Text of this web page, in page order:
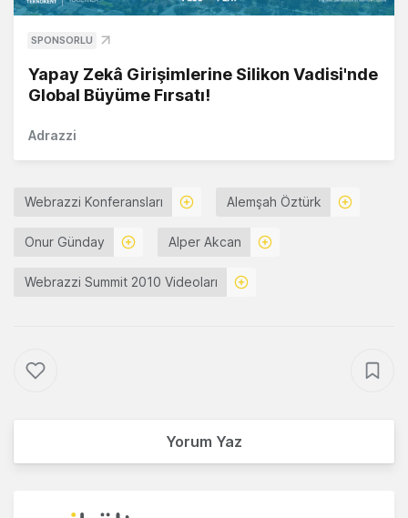
SPONSORLU
Yapay Zekâ Girişimlerine Silikon Vadisi'nde
Global Büyüme Fırsatı!
Adrazzi
Webrazzi Konferansları Alemşah Öztürk
Onur Günday Alper Akcan
Webrazzi Summit 2010 Videoları
Yorum Yaz